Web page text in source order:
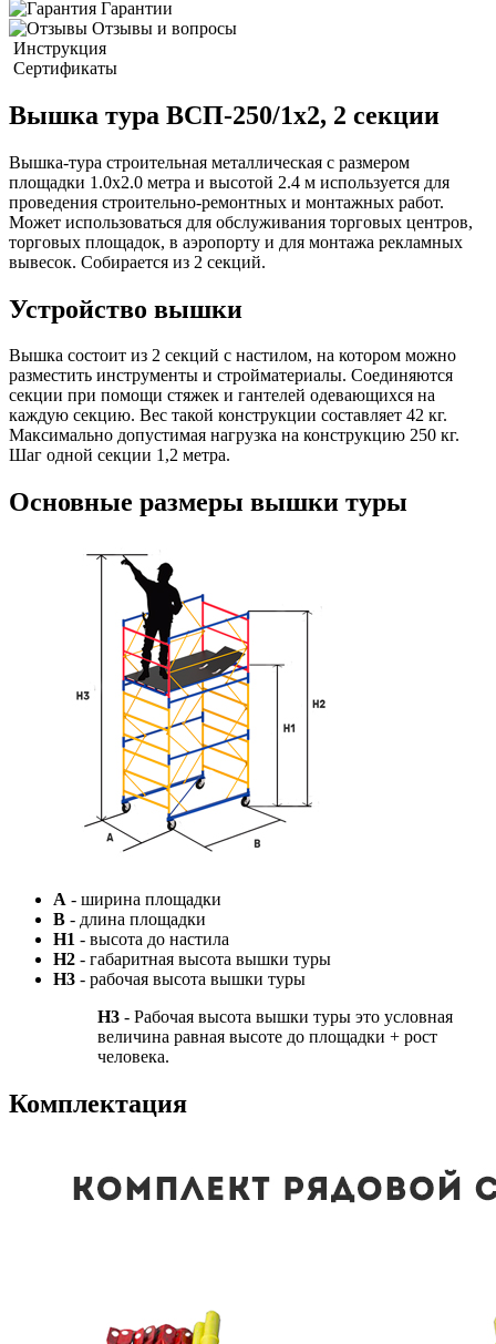
Гарантии
Отзывы и вопросы
Инструкция
Сертификаты
Вышка тура ВСП-250/1х2, 2 секции
Вышка-тура строительная металлическая с размером
площадки 1.0х2.0 метра и высотой 2.4 м используется для
проведения строительно-ремонтных и монтажных работ.
Может использоваться для обслуживания торговых центров,
торговых площадок, в аэропорту и для монтажа рекламных
вывесок. Собирается из 2 секций.
Устройство вышки
Вышка состоит из 2 секций с настилом, на котором можно
разместить инструменты и стройматериалы. Соединяются
секции при помощи стяжек и гантелей одевающихся на
каждую секцию. Вес такой конструкции составляет 42 кг.
Максимально допустимая нагрузка на конструкцию 250 кг.
Шаг одной секции 1,2 метра.
Основные размеры вышки туры
A - ширина площадки
B - длина площадки
H1 - высота до настила
H2 - габаритная высота вышки туры
H3 - рабочая высота вышки туры
H3 - Рабочая высота вышки туры это условная
величина равная высоте до площадки + рост
человека.
Комплектация